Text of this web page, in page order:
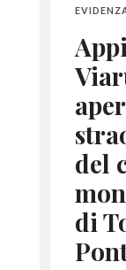
del
di